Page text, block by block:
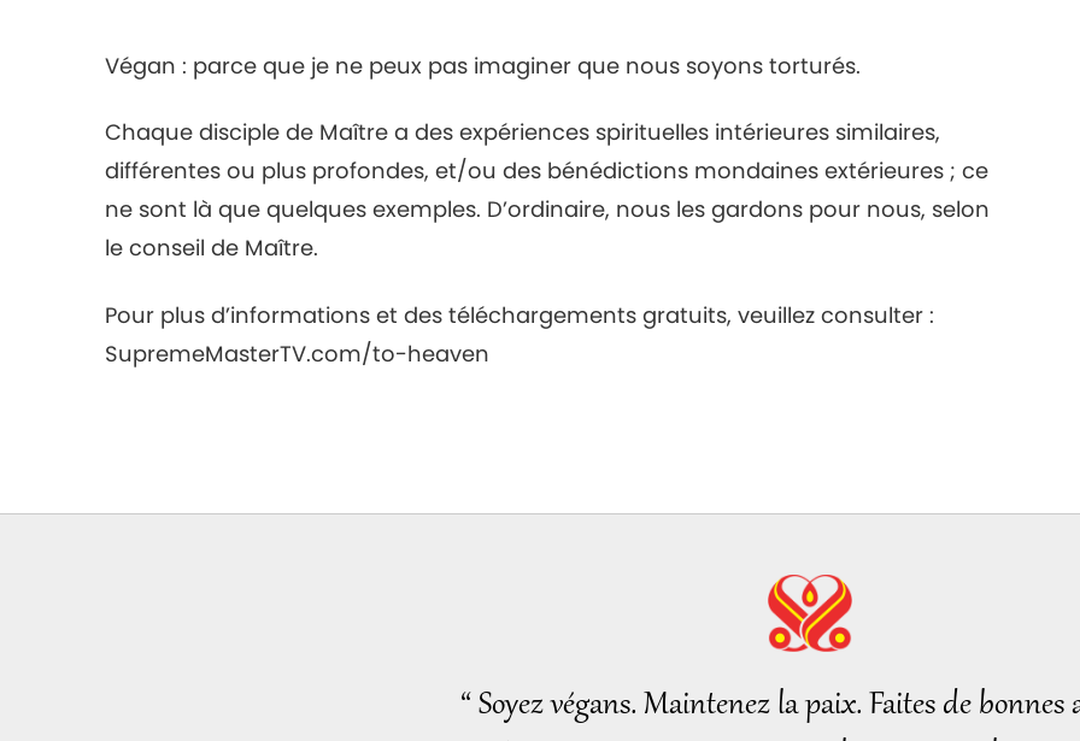
Végan : parce que je ne peux pas imaginer que nous soyons torturés.
Chaque disciple de Maître a des expériences spirituelles intérieures similaires,
différentes ou plus profondes, et/ou des bénédictions mondaines extérieures ; ce
ne sont là que quelques exemples. D’ordinaire, nous les gardons pour nous, selon
le conseil de Maître.
Pour plus d’informations et des téléchargements gratuits, veuillez consulter :
SupremeMasterTV.com/to-heaven
“ Soyez végans. Maintenez la paix. Faites de bonnes